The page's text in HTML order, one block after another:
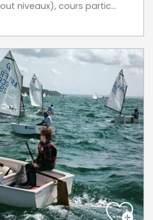
niveaux), cours partic...